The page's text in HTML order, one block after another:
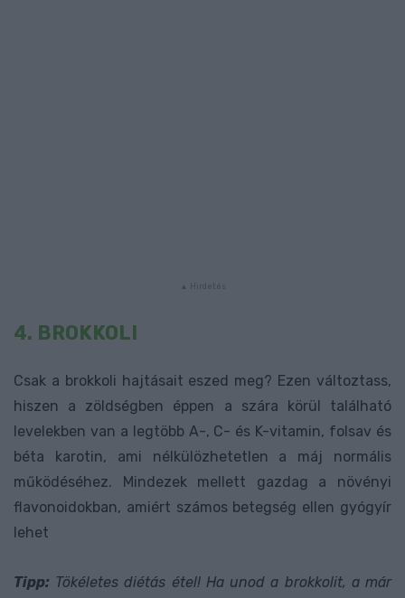
4. BROKKOLI
Csak a brokkoli hajtásait eszed meg? Ezen változtass,
hiszen a zöldségben éppen a szára körül található
levelekben van a legtöbb A-, C- és K-vitamin, folsav és
béta karotin, ami nélkülözhetetlen a máj normális
működéséhez. Mindezek mellett gazdag a növényi
flavonoidokban, amiért számos betegség ellen gyógyír
lehet
Tipp: Tökéletes diétás étel! Ha unod a brokkolit, a már